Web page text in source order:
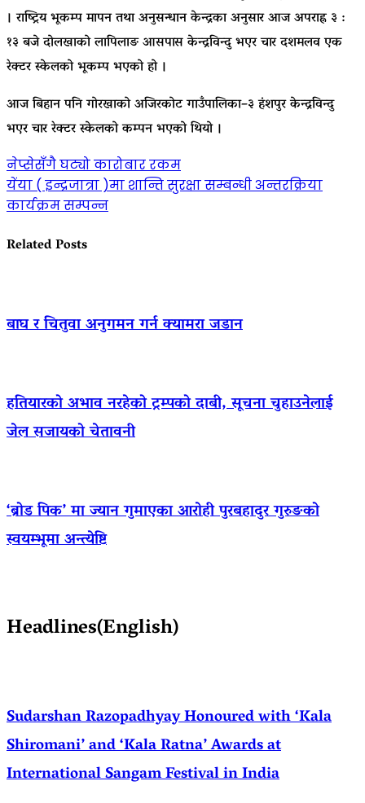
। राष्ट्रिय भूकम्प मापन तथा अनुसन्धान केन्द्रका अनुसार आज अपराह्न ३ :
१३ बजे दोलखाको लापिलाङ आसपास केन्द्रविन्दु भएर चार दशमलव एक
रेक्टर स्केलको भूकम्प भएको हो ।
आज बिहान पनि गोरखाको अजिरकोट गाउँपालिका–३ हंशपुर केन्द्रविन्दु
भएर चार रेक्टर स्केलको कम्पन भएको थियो ।
Post
navigation
नेप्सेसँगै घट्यो कारोबार रकम
येंया ( इन्द्रजात्रा )मा शान्ति सुरक्षा सम्बन्धी अन्तरक्रिया
कार्यक्रम सम्पन्न
Related Posts
बाघ र चितुवा अनुगमन गर्न क्यामरा जडान
हतियारको अभाव नरहेको ट्रम्पको दाबी, सूचना चुहाउनेलाई
जेल सजायको चेतावनी
‘ब्रोड पिक’ मा ज्यान गुमाएका आराेही पुरबहादुर गुरुङको
स्वयम्भूमा अन्त्येष्टि
Headlines(English)
Sudarshan Razopadhyay Honoured with ‘Kala
Shiromani’ and ‘Kala Ratna’ Awards at
International Sangam Festival in India